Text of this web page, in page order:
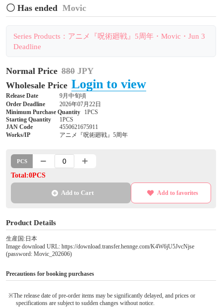
〇 Has ended Movic
Series Products：アニメ『呪術廻戦』5周年・Movic・Jun 3
Deadline
Normal Price 880 JPY
Wholesale Price Login to view
Release Date
9月中旬頃
Order Deadline
2026年07月22日
Minimum Purchase Quantity
1PCS
Starting Quantity
1PCS
JAN Code
4550621675911
Works/IP
アニメ『呪術廻戦』5周年
PCS
Total:0PCS
Add to Cart Add to favorites
Product Details
生産国:日本
Image download URL: https://download.transfer.hennge.com/K4W6jU5JvcNjse
(password: Movic_202606)
Precautions for booking purchases
※The release date of pre-order items may be significantly delayed, and prices or
specifications are subject to sudden changes without notice.